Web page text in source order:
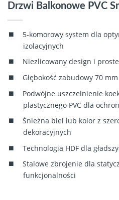
Drzwi Balkonowe PVC
5-komorowy system dla
izolacyjnych
Niezlicowany design i
Głębokość zabudowy 70 mm
Podwójne uszczelnienie
plastycznego PVC dla
Śnieżna biel lub kolor z
dekoracyjnych
Technologia HDF dla
Stalowe zbrojenie dla
funkcjonalności